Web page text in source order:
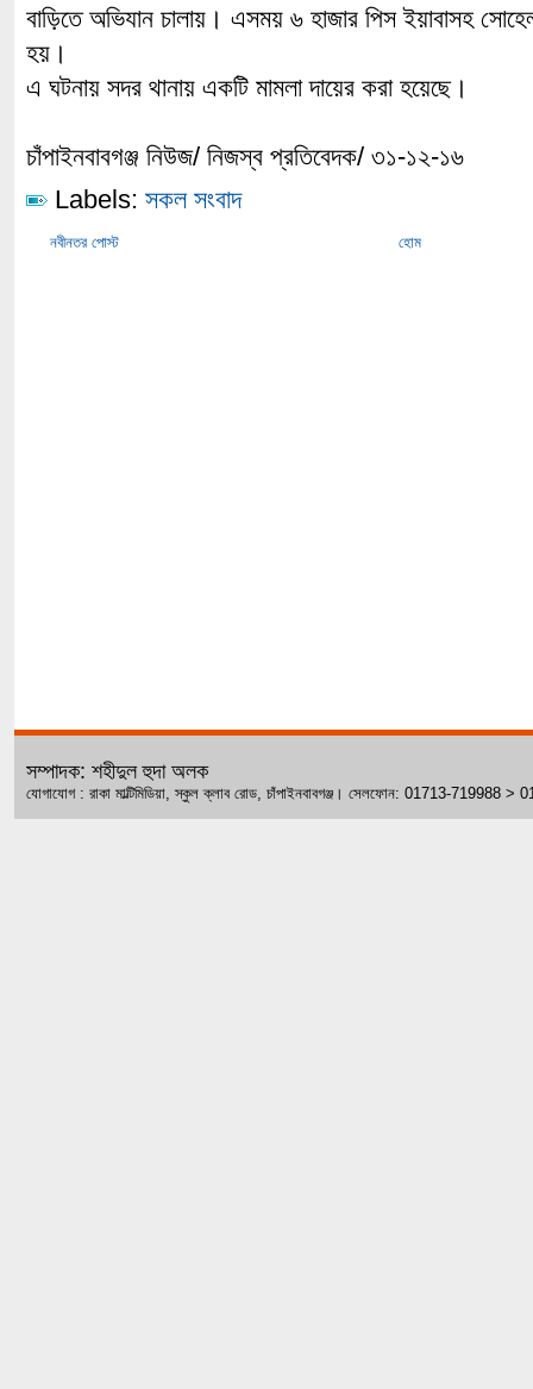
বাড়িতে অভিযান চালায়। এসময় ৬ হাজার পিস ইয়াবাসহ
হয়।
এ ঘটনায় সদর থানায় একটি মামলা দায়ের করা হয়েছে।
চাঁপাইনবাবগঞ্জ নিউজ/ নিজস্ব প্রতিবেদক/ ৩১-১২-১৬
Labels: সকল সংবাদ
নবীনতর পোস্ট হোম
সম্পাদক: শহীদুল হুদা অলক
যোগাযোগ : রাকা মাল্টিমিডিয়া, স্কুল ক্লাব রোড, চাঁপাইনবাবগঞ্জ। সেলফোন: 01713-